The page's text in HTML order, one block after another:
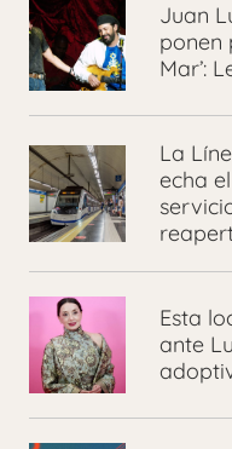
Juan
ponen
Mar’:
La
echa
Esta
ante